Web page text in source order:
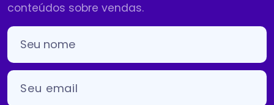
conteúdos sobre vendas.